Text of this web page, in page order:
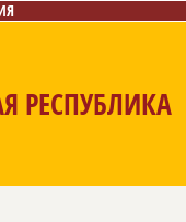
РЕСПУБЛИКА